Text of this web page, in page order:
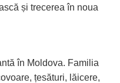
și trecerea în noua
în Moldova. Familia
țesături, lăicere,